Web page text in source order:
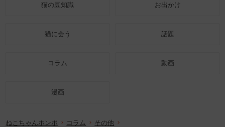
猫の豆知識 お出かけ
猫に会う 話題
コラム 動画
漫画
ねこちゃんホンポ コラム
その他